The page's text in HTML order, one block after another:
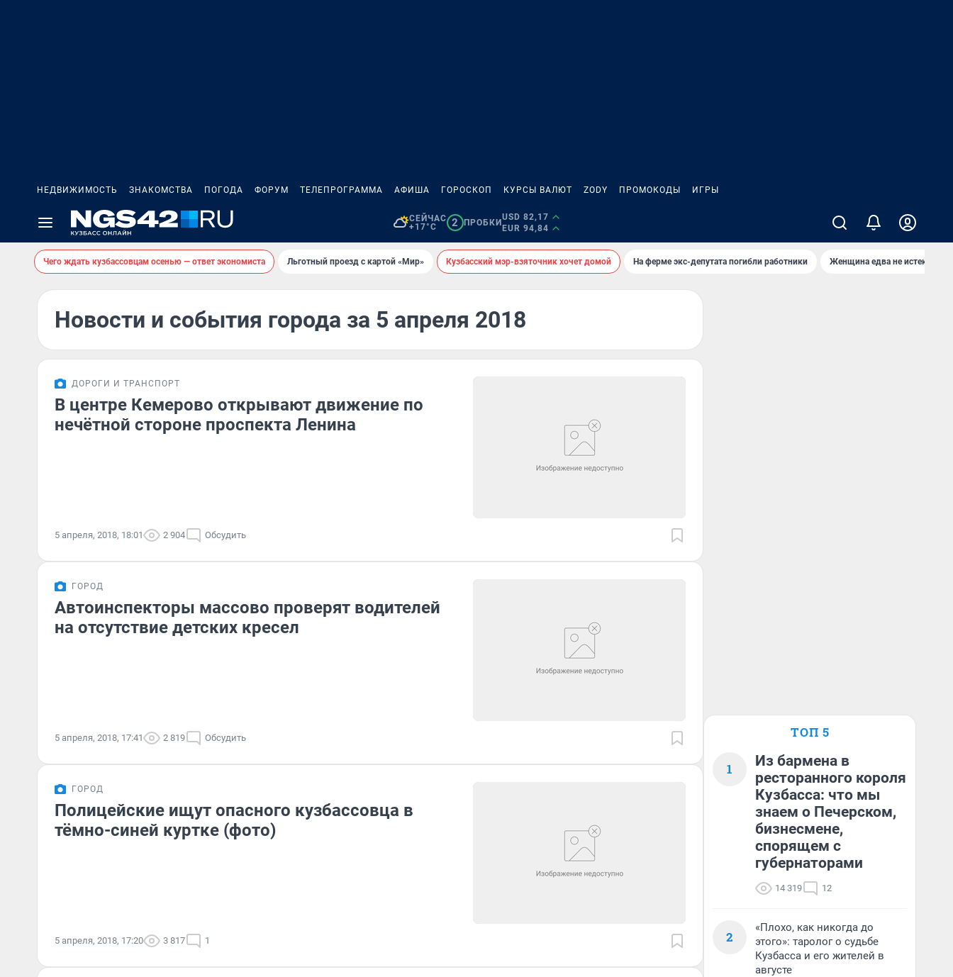
НЕДВИЖИМОСТЬ ЗНАКОМСТВА ПОГОДА ФОРУМ ТЕЛЕПРОГРАММА АФИША ГОРОСКОП КУРСЫ ВАЛЮТ ZODY ПРОМОКОДЫ ИГРЫ
СЕЙЧАС
+17°C
2 ПРОБКИ
USD 82,17
EUR 94,84
Чего ждать кузбассовцам осенью — ответ экономиста Льготный проезд с картой «Мир» Кузбасский мэр-взяточник хочет домой На ферме экс-депутата погибли работники Женщина едва не истекла
Новости и события города за 5 апреля 2018
ДОРОГИ И ТРАНСПОРТ
В центре Кемерово открывают движение по
нечётной стороне проспекта Ленина
5 апреля, 2018, 18:01 2 904 Обсудить
ГОРОД
Автоинспекторы массово проверят водителей
на отсутствие детских кресел
5 апреля, 2018, 17:41 2 819 Обсудить
ГОРОД
Полицейские ищут опасного кузбассовца в
тёмно-синей куртке (фото)
5 апреля, 2018, 17:20 3 817 1
ТОП 5
1
Из бармена в
ресторанного короля
Кузбасса: что мы
знаем о Печерском,
бизнесмене,
спорящем с
губернаторами
14 319 12
2
«Плохо, как никогда до
этого»: таролог о судьбе
Кузбасса и его жителей в
августе